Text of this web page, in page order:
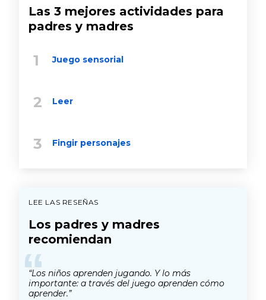
Las 3 mejores actividades para
padres y madres
Juego sensorial
Leer
Fingir personajes
LEE LAS RESEÑAS
Los padres y madres
recomiendan
“
“Los niños aprenden jugando. Y lo más
importante: a través del juego aprenden cómo
aprender.”